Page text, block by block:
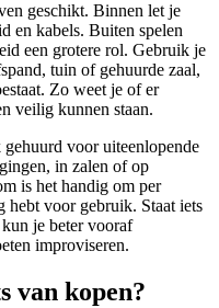
geschikt. Binnen let je
en kabels. Buiten spelen
een grotere rol. Gebruik je
tuin of gehuurde zaal,
Zo weet je of er
veilig kunnen staan.
voor uiteenlopende
in zalen of op
is het handig om per
hebt voor gebruik. Staat iets
je beter vooraf
improviseren.
van kopen?